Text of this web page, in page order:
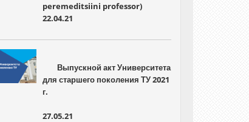
peremeditsiini professor)
22.04.21
для старшего поколения ТУ 2021
27.05.21